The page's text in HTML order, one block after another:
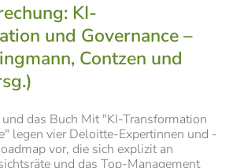
KI-
und Governance –
Contzen und
das Buch Mit "KI-Transformation
legen vier Deloitte-Expertinnen und -
vor, die sich explizit an
und das Top-Management